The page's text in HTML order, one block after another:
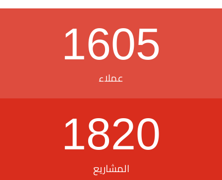
1605
عملاء
1820
المشاريع